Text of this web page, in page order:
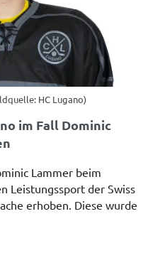
HC Lugano)
im Fall Dominic
Lammer beim
Leistungssport der Swiss
erhoben. Diese wurde